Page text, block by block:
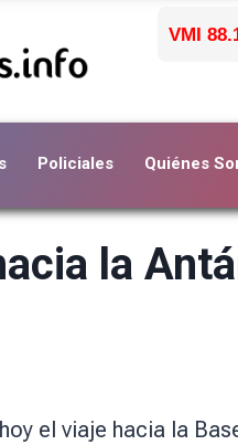
VMI
Policiales Quiénes
la
el viaje hacia la